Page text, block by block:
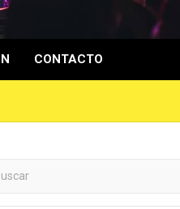
CONTACTO